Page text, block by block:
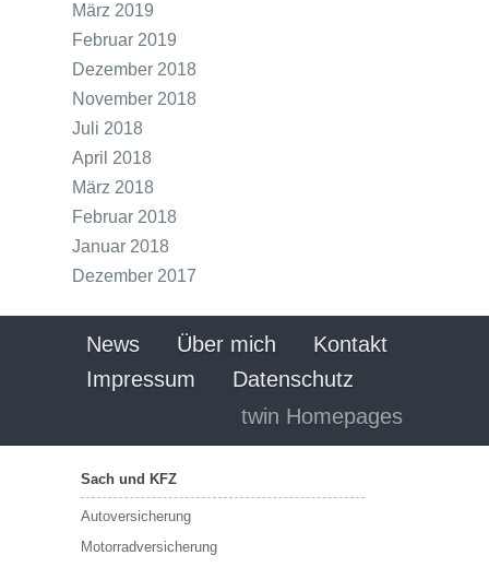
März 2019
Februar 2019
Dezember 2018
November 2018
Juli 2018
April 2018
März 2018
Februar 2018
Januar 2018
Dezember 2017
News Über mich
Kontakt
Impressum
Datenschutz
twin Homepages
Sach und KFZ
Autoversicherung
Motorradversicherung